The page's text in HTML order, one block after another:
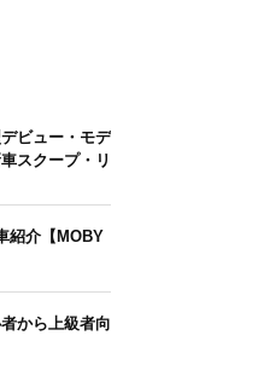
デビュー・モデ
スクープ・リ
紹介【MOBY
から上級者向